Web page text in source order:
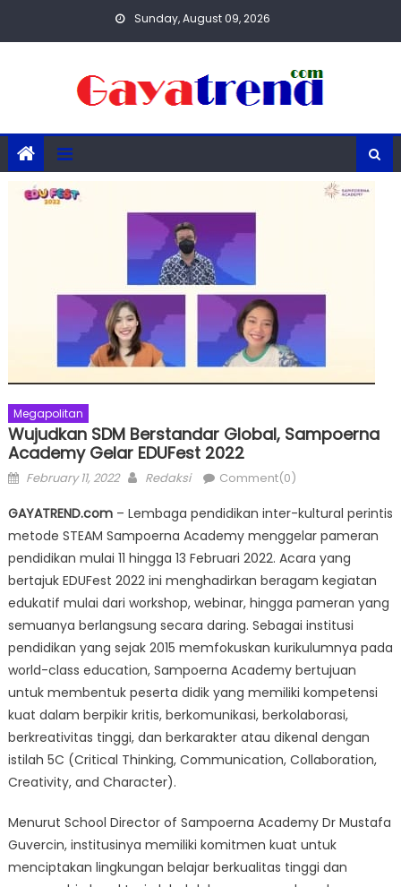
Sunday, August 09, 2026
Megapolitan
Wujudkan SDM Berstandar Global, Sampoerna
Academy Gelar EDUFest 2022
Posted
February 11, 2022 Author
Redaksi Comment(0)
GAYATREND.com– Lembaga pendidikan inter-kultural perintis
metode STEAM Sampoerna Academy menggelar pameran
pendidikan mulai 11 hingga 13 Februari 2022. Acara yang
bertajuk EDUFest 2022 ini menghadirkan beragam kegiatan
edukatif mulai dari workshop, webinar, hingga pameran yang
semuanya berlangsung secara daring. Sebagai institusi
pendidikan yang sejak 2015 memfokuskan kurikulumnya pada
world-class education, Sampoerna Academy bertujuan
untuk membentuk peserta didik yang memiliki kompetensi
kuat dalam berpikir kritis, berkomunikasi, berkolaborasi,
berkreativitas tinggi, dan berkarakter atau dikenal dengan
istilah 5C (Critical Thinking, Communication, Collaboration,
Creativity, and Character).
Menurut School Director of Sampoerna Academy Dr Mustafa
Guvercin, institusinya memiliki komitmen kuat untuk
menciptakan lingkungan belajar berkualitas tinggi dan